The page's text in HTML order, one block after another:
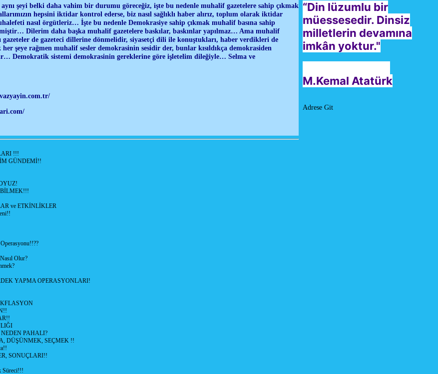
şeyi belki daha vahim bir durumu göreceğiz, işte bu nedenle muhalif gazetelere sahip çıkmak
hepsini iktidar kontrol ederse, biz nasıl sağlıklı haber alırız, toplum olarak iktidar
nasıl örgütleriz… İşte bu nedenle Demokrasiye sahip çıkmak muhalif basına sahip
Dilerim daha başka muhalif gazetelere baskılar, baskınlar yapılmaz… Ama muhalif
gazeteler de gazeteci dillerine dönmelidir, siyasetçi dili ile konuştukları, haber verdikleri de
şeye rağmen muhalif sesler demokrasinin sesidir der, bunlar kısıldıkça demokrasiden
Demokratik sistemi demokrasinin gereklerine göre işletelim dileğiyle… Selma ve
!!!
GÜNDEMİ!!
ve ETKİNLİKLER
Olur?
YAPMA OPERASYONLARI!
PAHALI?
DÜŞÜNMEK, SEÇMEK !!
SONUÇLARI!!
Süreci!!!
“Din lüzumlu bir
müessesedir. Dinsiz
milletlerin devamına
imkân yoktur."
M.Kemal Atatürk
Adrese Git